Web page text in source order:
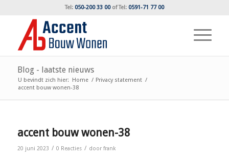
Tel: 050-200 33 00ofTel: 0591-71 77 00
Blog - laatste nieuws
U bevindt zich hier: Home / Privacy statement /
accent bouw wonen-38
accent bouw wonen-38
20 juni 2023 / 0 Reacties / door frank